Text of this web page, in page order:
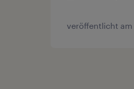
veröffentlicht am